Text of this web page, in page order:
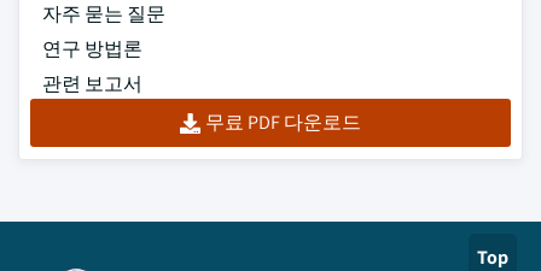
자주 묻는 질문
연구 방법론
관련 보고서
무료 PDF 다운로드
Top